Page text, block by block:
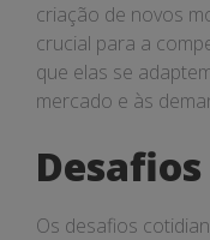
criação de novos
crucial para a
que elas se
mercado e às
Os desafios